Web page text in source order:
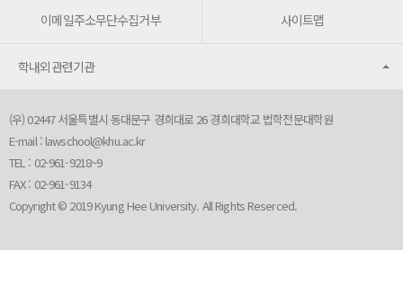
이메일주소무단수집거부 사이트맵
학내외관련기관
(우) 02447 서울특별시 동대문구 경희대로 26 경희대학교 법학전문대학원
E-mail : lawschool@khu.ac.kr
TEL : 02-961-9218~9
FAX : 02-961-9134
Copyright © 2019 Kyung Hee University. All Rights Reserced.